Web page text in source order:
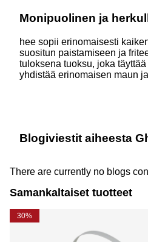
Monipuolinen ja
hee sopii erinomaisesti
suositun paistamiseen ja
tuloksena tuoksu, joka
yhdistää erinomaisen maun
Blogiviestit aiheesta
There are currently no blogs
Samankaltaiset tuotteet
30%